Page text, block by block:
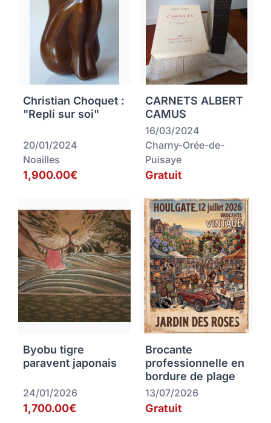
Christian Choquet :
"Repli sur soi"
20/01/2024
Noailles
1,900.00€
CARNETS ALBERT
CAMUS
16/03/2024
Charny-Orée-de-
Puisaye
Gratuit
Byobu tigre
paravent japonais
24/01/2026
1,700.00€
Brocante
professionnelle en
bordure de plage
13/07/2026
Gratuit